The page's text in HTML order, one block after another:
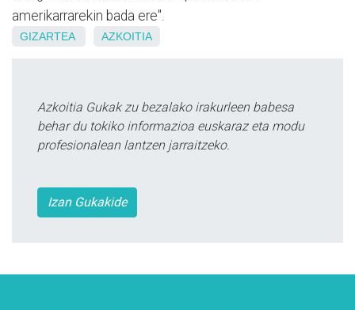
amerikarrarekin bada ere".
GIZARTEA AZKOITIA
Azkoitia Gukak zu bezalako irakurleen babesa
behar du tokiko informazioa euskaraz eta modu
profesionalean lantzen jarraitzeko.
Izan Gukakide